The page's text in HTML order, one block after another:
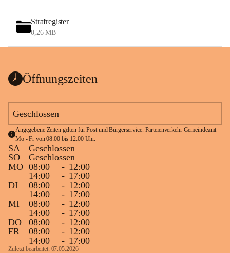
Strafregister
0,26 MB
Öffnungszeiten
Geschlossen
Angegebene Zeiten gelten für Post und Bürgerservice. Parteienverkehr Gemeindeamt
Mo - Fr von 08:00 bis 12:00 Uhr.
SA
Geschlossen
SO
Geschlossen
MO 08:00 - 12:00
14:00
- 17:00
DI
08:00 - 12:00
14:00
- 17:00
MI
08:00 - 12:00
14:00
- 17:00
DO
08:00 - 12:00
FR
08:00 - 12:00
14:00
- 17:00
Zuletzt bearbeitet: 07.05.2026